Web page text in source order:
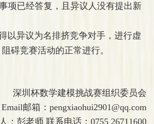
已经答复，且异议人没有提出新
以异议为名排挤竞争对手，进行虚
碍竞赛活动的正常进行。
深圳杯数学建模挑战赛组织委员会
Email邮箱：pengxiaohui2901@qq.com
：彭老师 联系电话：0755 26711600